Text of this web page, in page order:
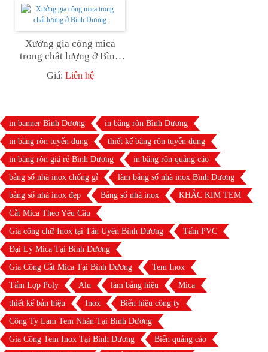
Xưởng gia công mica
trong chất lượng ở Bình
Dương
Giá: Liên hệ
in banner Bình Dương
in băng rôn Bình Dương
in băng rôn tuyển dụng
thiết kế băng rôn tuyển dụng
in băng rôn giá rẻ Bình Dương
in băng rôn quảng cáo
bảng số nhà inox chống gỉ
làm bảng số nhà inox Bình Dương
bảng số nhà inox đẹp
Bảng số nhà inox
KHẮC KIM TEM
Cắt Mica Theo Yêu Cầu
Gia công chữ Inox tại Tân Uyên Bình Dương
Tấm PVC
Đại Lý Mica Tại Bình Dương
Gia Công Cắt Mica Tại Bình Dương
Tem Inox
Tấm Lợp Poly
Alu làm bảng hiệu
Mica
thiết kế bản hiệu
Inox
Biển hiệu công ty
Công Ty Làm Tem Nhãn Tại Bình Dương
Gia Công Tem Inox Tại Bình Dương
Biển quảng cáo